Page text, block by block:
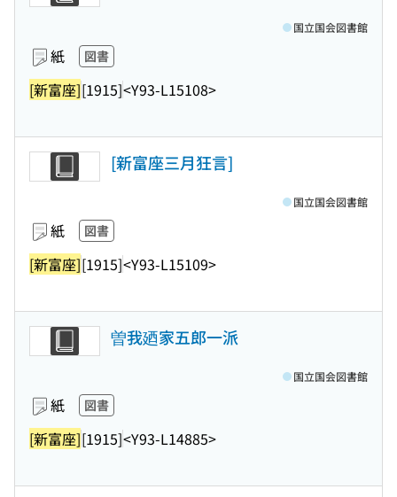
紙 図書
[新富座][1915]<Y93-L15108>
国立国会図書館
[新富座三月狂言]
紙 図書
[新富座][1915]<Y93-L15109>
国立国会図書館
曽我廼家五郎一派
紙 図書
[新富座][1915]<Y93-L14885>
国立国会図書館